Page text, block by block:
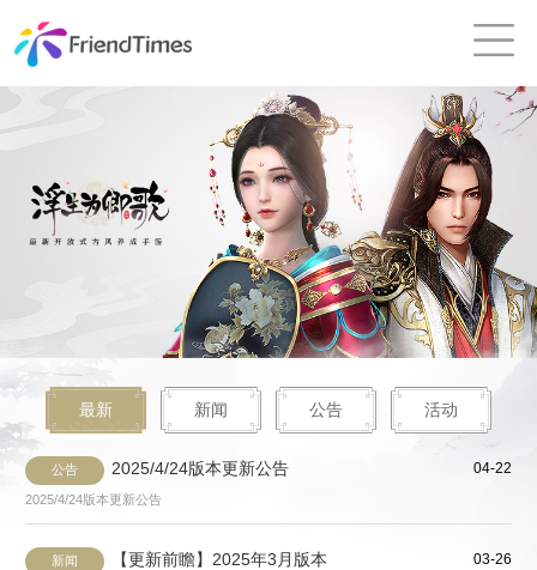
最新 新闻 公告 活动
公告 2025/4/24版本更新公告 04-22
2025/4/24版本更新公告
新闻 【更新前瞻】2025年3月版本 03-26